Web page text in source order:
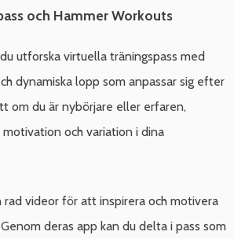
och Hammer Workouts
utforska virtuella träningspass med
dynamiska lopp som anpassar sig efter
om du är nybörjare eller erfaren,
och variation i dina
rad videor för att inspirera och motivera
deras app kan du delta i pass som